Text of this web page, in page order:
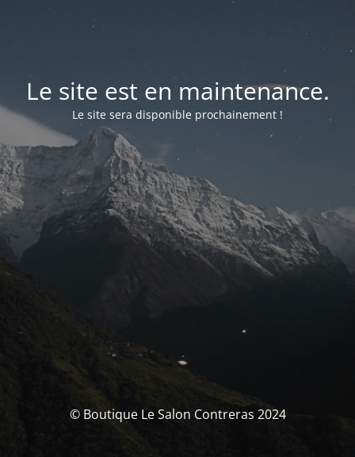
Le site est en maintenance.
Le site sera disponible prochainement !
© Boutique Le Salon Contreras 2024